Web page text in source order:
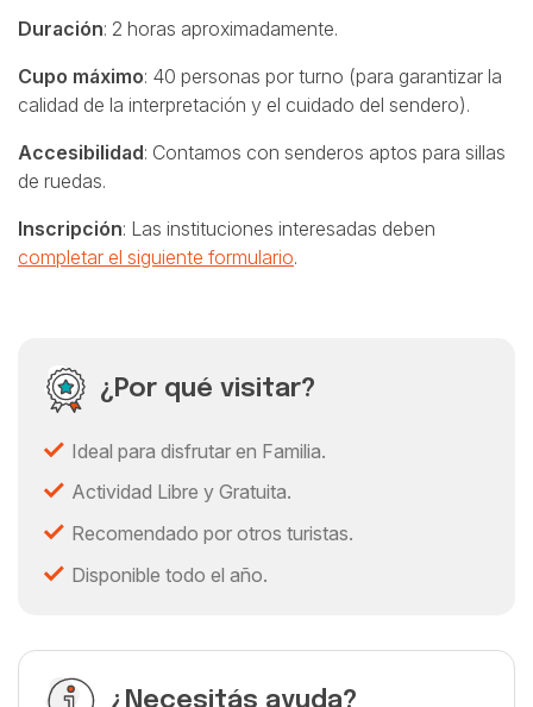
Duración: 2 horas aproximadamente.
Cupo máximo: 40 personas por turno (para garantizar la
calidad de la interpretación y el cuidado del sendero).
Accesibilidad: Contamos con senderos aptos para sillas
de ruedas.
Inscripción: Las instituciones interesadas deben
completar el siguiente formulario.
¿Por qué visitar?
Ideal para disfrutar en Familia.
Actividad Libre y Gratuita.
Recomendado por otros turistas.
Disponible todo el año.
¿Necesitás ayuda?